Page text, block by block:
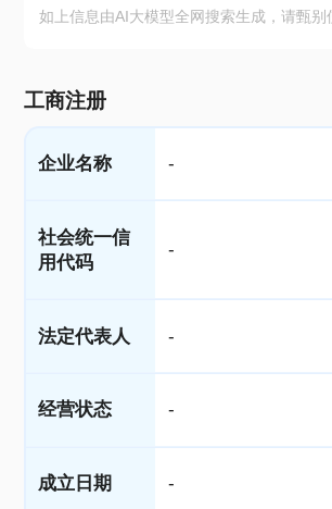
如上信息由AI大模型全网搜索生成，请甄别
工商注册
企业名称 -
社会统一信
用代码
-
法定代表人 -
经营状态 -
成立日期 -